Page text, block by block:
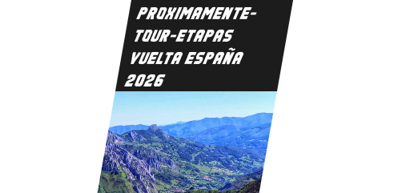
PROXIMAMENTE-
TOUR-ETAPAS
VUELTA ESPAÑA
2026